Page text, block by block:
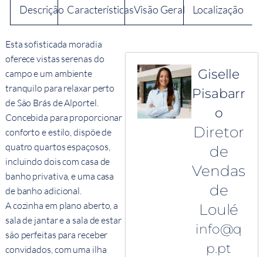
Descrição CaracterísticasVisão Geral Localização
Esta sofisticada moradia
oferece vistas serenas do
campo e um ambiente
tranquilo para relaxar perto
de São Brás de Alportel.
Concebida para proporcionar
conforto e estilo, dispõe de
quatro quartos espaçosos,
incluindo dois com casa de
banho privativa, e uma casa
de banho adicional.
A cozinha em plano aberto, a
sala de jantar e a sala de estar
são perfeitas para receber
convidados, com uma ilha
Giselle
Pisabarr
o
Diretor
de
Vendas
de
Loulé
info@q
p.pt